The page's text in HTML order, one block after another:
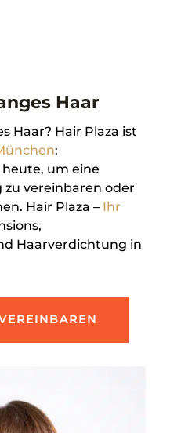
Haar
Haar? Hair Plaza ist
:
um eine
vereinbaren oder
Hair Plaza – Ihr
Haarverdichtung in